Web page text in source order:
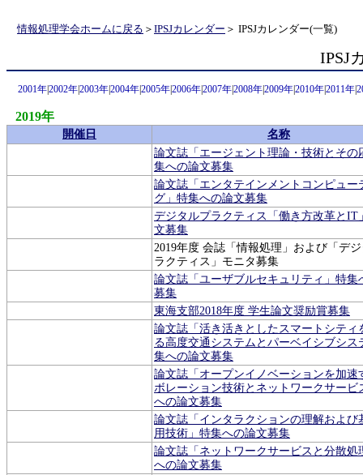
情報処理学会ホームに戻る ＞ IPSJカレンダー ＞ IPSJカレンダー(一覧)
IPSJ
2001年2002年2003年2004年2005年2006年2007年2008年2009年2010年2011年
2019年
開催日
名称
論文誌「エージェント理論・技術とその
集への論文募集
論文誌「エンタテインメントコンピュー
グ」特集への論文募集
デジタルプラクティス「働き方改革とIT
文募集
2019年度 会誌「情報処理」および「デ
ラクティス」モニタ募集
論文誌「ユーザブルセキュリティ」特集
募集
東海支部2018年度 学生論文奨励賞募集
論文誌「活き活きとしたスマートシティ
る高度交通システムとパーベイシブシス
集への論文募集
論文誌「オープンイノベーションを加速
ボレーション技術とネットワークサービ
への論文募集
論文誌「インタラクションの理解および
用技術」特集への論文募集
論文誌「ネットワークサービスと分散処
への論文募集